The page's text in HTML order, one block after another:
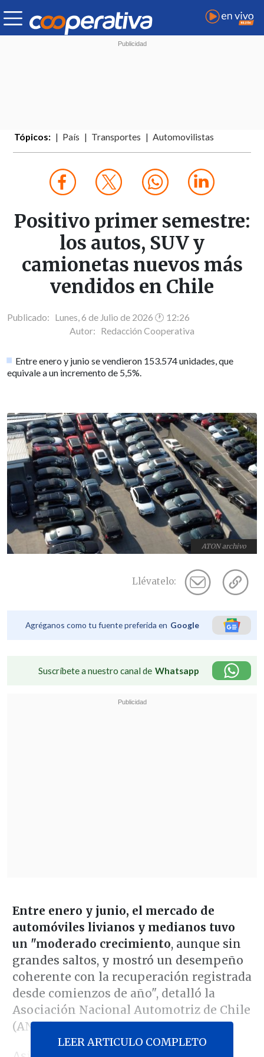
Tópicos: País Transportes Automovilistas
Positivo primer semestre:
los autos, SUV y
camionetas nuevos más
vendidos en Chile
Publicado: Lunes, 6 de Julio de 2026 🕐 12:26
Autor: Redacción Cooperativa
Entre enero y junio se vendieron 153.574 unidades, que
equivale a un incremento de 5,5%.
ATON archivo
Llévatelo:
Agréganos como tu fuente preferida en Google
Suscríbete a nuestro canal de Whatsapp
Entre enero y junio, el mercado de
automóviles livianos y medianos tuvo
un "moderado crecimiento, aunque sin
grandes saltos, y mostró un desempeño
coherente con la recuperación registrada
desde comienzos de año", detalló la
Asociación Nacional Automotriz de Chile
(ANAC).
LEER ARTICULO COMPLETO